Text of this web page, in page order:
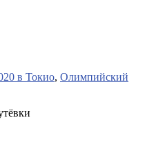
в Токио, Олимпийский